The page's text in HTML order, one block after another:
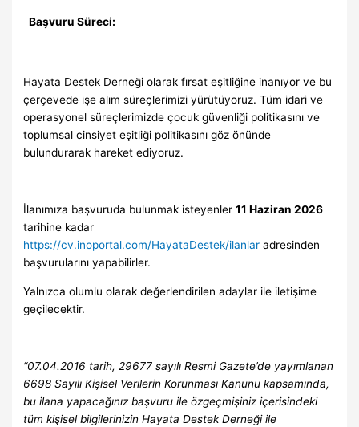
Başvuru Süreci:
Hayata Destek Derneği olarak fırsat eşitliğine inanıyor ve bu
çerçevede işe alım süreçlerimizi yürütüyoruz. Tüm idari ve
operasyonel süreçlerimizde çocuk güvenliği politikasını ve
toplumsal cinsiyet eşitliği politikasını göz önünde
bulundurarak hareket ediyoruz.
İlanımıza başvuruda bulunmak isteyenler11 Haziran 2026
tarihine kadar
https://cv.inoportal.com/HayataDestek/ilanlar adresinden
başvurularını yapabilirler.
Yalnızca olumlu olarak değerlendirilen adaylar ile iletişime
geçilecektir.
“07.04.2016 tarih, 29677 sayılı Resmi Gazete’de yayımlanan
6698 Sayılı Kişisel Verilerin Korunması Kanunu kapsamında,
bu ilana yapacağınız başvuru ile özgeçmişiniz içerisindeki
tüm kişisel bilgilerinizin Hayata Destek Derneği ile